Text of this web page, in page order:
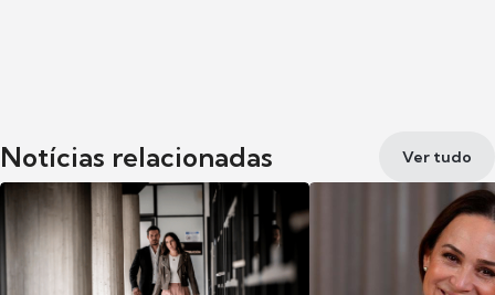
Notícias relacionadas Ver tudo